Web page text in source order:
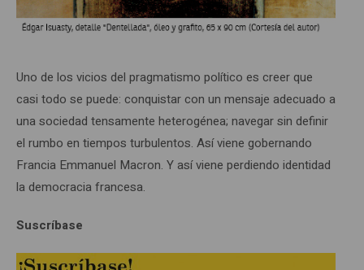
Uno de los vicios del pragmatismo político es creer que
casi todo se puede: conquistar con un mensaje adecuado a
una sociedad tensamente heterogénea; navegar sin definir
el rumbo en tiempos turbulentos. Así viene gobernando
Francia Emmanuel Macron. Y así viene perdiendo identidad
la democracia francesa.
Suscríbase